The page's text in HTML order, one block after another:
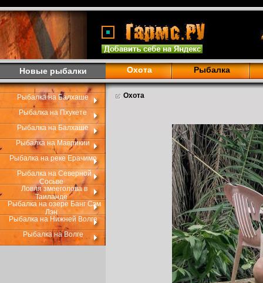
Новые рыбалки Охота Рыбалка
Рыбалка на Балхаше
Рыбалка на Пхукете
Рыбалка на Балхаше
Рыбалка на Маврикии
Рыбалка на реке Ерачимо
Рыбалка на Северной
Сосьве
Ловля змееголова в
Таиланде
Рыбалка на озере Банг Сэм
Лэн
Рыбалка на Нижней Волге
Рыбалка на Волге
Охота